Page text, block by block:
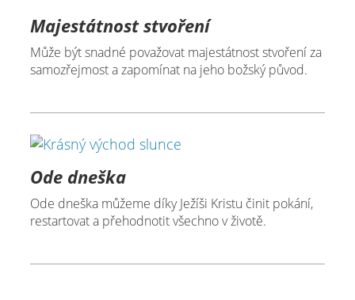
Majestátnost stvoření
Může být snadné považovat majestátnost stvoření za
samozřejmost a zapomínat na jeho božský původ.
Ode dneška
Ode dneška můžeme díky Ježíši Kristu činit pokání,
restartovat a přehodnotit všechno v životě.